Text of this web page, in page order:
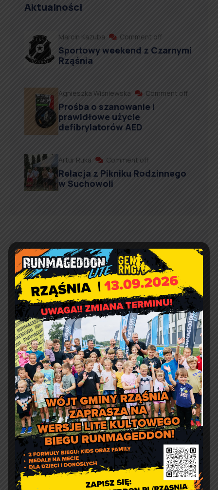
Aktualności
Marcin Kazuba Comment off
Sportowy weekend z Czarnymi
Rząśnia
Agnieszka Wiśniewska Comment off
Prośba o szanowanie i
prawidłowe użycie
defibrylatorów AED
Artur Ruka Comment off
Relacja z Pikniku Rodzinnego
w Suchowoli
Kontakt
Urząd Gminy w Rząśni
ul. 1 Maja 37
98 – 332 Rząśnia
e-doręczenia:AE:PL-57726-56911-GBSAJ-23
adres email:gmina@rzasnia.pl
tel. 44 631-71-22 (biuro podawcze)
Godziny otwarcia Urzędu:
pon.: 9:00 – 17:00
wt. – pt.: 7:30 – 15:30
Jakość powietrza